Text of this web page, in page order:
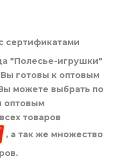
сертификатами
"Полесье-игрушки"
готовы к оптовым
можете выбрать по
оптовым
товаров
, а так же множество